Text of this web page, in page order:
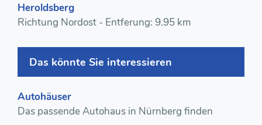
Heroldsberg
Richtung Nordost - Entferung: 9.95 km
Das könnte Sie interessieren
Autohäuser
Das passende Autohaus in Nürnberg finden